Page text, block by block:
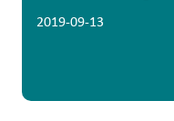
2019-09-13